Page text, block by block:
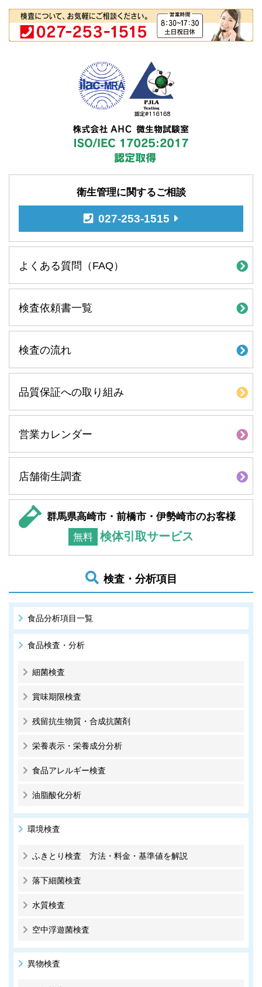
衛生管理に関するご相談
027-253-1515
よくある質問（FAQ）
検査依頼書一覧
検査の流れ
品質保証への取り組み
営業カレンダー
店舗衛生調査
群馬県高崎市・前橋市・伊勢崎市のお客様
無料 検体引取サービス
検査・分析項目
食品分析項目一覧
食品検査・分析
細菌検査
賞味期限検査
残留抗生物質・合成抗菌剤
栄養表示・栄養成分分析
食品アレルギー検査
油脂酸化分析
環境検査
ふきとり検査 方法・料金・基準値を解説
落下細菌検査
水質検査
空中浮遊菌検査
異物検査